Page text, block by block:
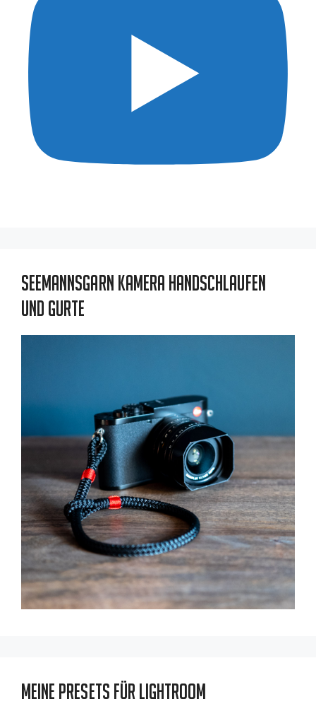
Seemannsgarn Kamera Handschlaufen
und Gurte
Meine Presets für Lightroom